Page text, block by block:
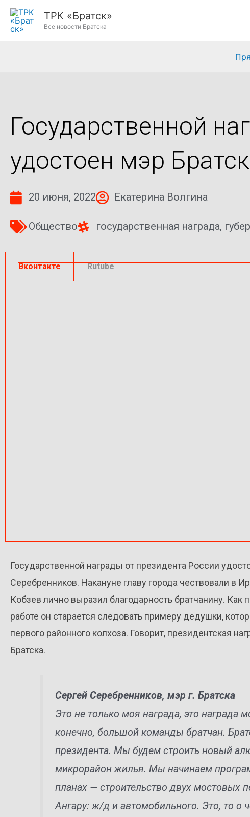
Перейти
ТРК «Братск»
Все новости Братска
Государственной
удостоен мэр
20 июня, 2022 Екатерина Волгина
Общество государственная награда,
Вконтакте Rutube
Государственной награды от президента России
Серебренников. Накануне главу города чествовали в
Кобзев лично выразил благодарность братчанину. Как
работе он старается следовать примеру дедушки,
первого районного колхоза. Говорит, президентская
Братска.
Сергей Серебренников, мэр г. Братска
Это не только моя награда, это награда
конечно, большой команды братчан.
президента. Мы будем строить новый
микрорайон жилья. Мы начинаем
планах — строительство двух мостовых
Ангару: ж/д и автомобильного. Это, то о